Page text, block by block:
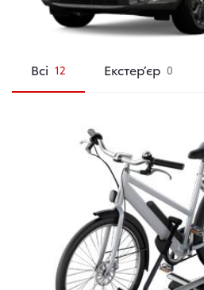
Всі 12 Екстер’єр 0